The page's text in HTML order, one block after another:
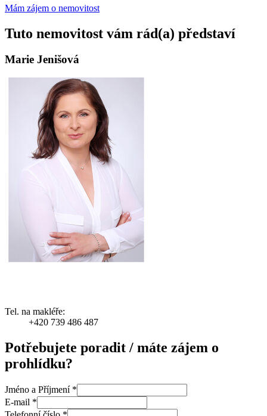
Mám zájem o nemovitost
Tuto nemovitost vám rád(a) představí
Marie Jenišová
Tel. na makléře:
+420 739 486 487
Potřebujete poradit / máte zájem o
prohlídku?
Jméno a Příjmení *
E-mail *